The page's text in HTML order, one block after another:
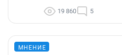
19 860 5
МНЕНИЕ